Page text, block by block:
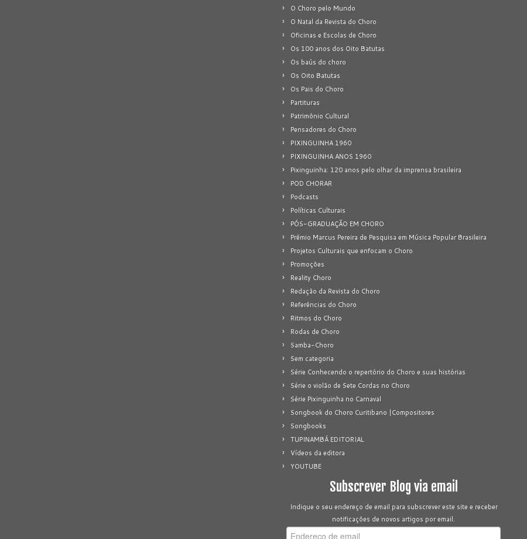
O Choro pelo Mundo
O Natal da Revista do Choro
Oficinas e Escolas de Choro
Os 100 anos dos Oito Batutas
Os baús do choro
Os Oito Batutas
Os Pais do Choro
Partituras
Patrimônio Cultural
Pensadores do Choro
PIXINGUINHA 1960
PIXINGUINHA ANOS 1960
Pixinguinha: 120 anos pelo olhar da imprensa brasileira
POD CHORAR
Podcasts
Políticas Culturais
PÓS-GRADUAÇÃO EM CHORO
Prêmio Marcus Pereira de Pesquisa em Música Popular Brasileira
Projetos Culturais que enfocam o Choro
Promoções
Reality Choro
Redação da Revista do Choro
Referências do Choro
Ritmos do Choro
Rodas de Choro
Samba-Choro
Sem categoria
Série Conhecendo o repertório do Choro e suas histórias
Série o violão de Sete Cordas no Choro
Série Pixinguinha no Carnaval
Songbook do Choro Curitibano |Compositores
Songbooks
TUPINAMBÁ EDITORIAL
Vídeos da editora
YOUTUBE
Subscrever Blog via email
Indique o seu endereço de email para subscrever este site e receber
notificações de novos artigos por email.
Endereço